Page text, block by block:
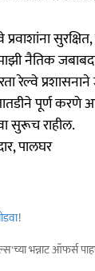
प्रवाशांना
नैतिक
रेल्वे
पूर्ण करणे
सुरूच राहील.
पालघर
!
भन्नाट ऑफर्स